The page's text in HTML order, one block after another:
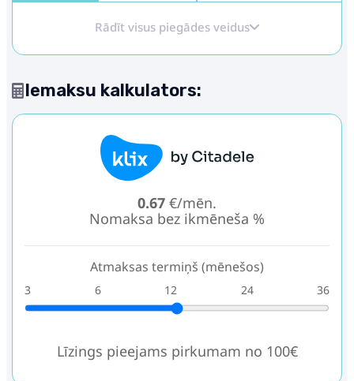
Rādīt visus piegādes veidus
Iemaksu kalkulators:
0.67 €/mēn.
Nomaksa bez ikmēneša %
Atmaksas termiņš (mēnešos)
3 6 12 24 36
Līzings pieejams pirkumam no 100€